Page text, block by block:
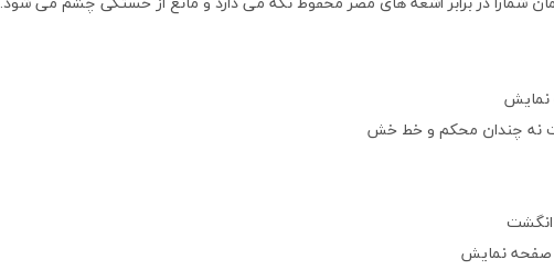
نمایش
نه چندان محکم و خط خش
صفحه نمایش